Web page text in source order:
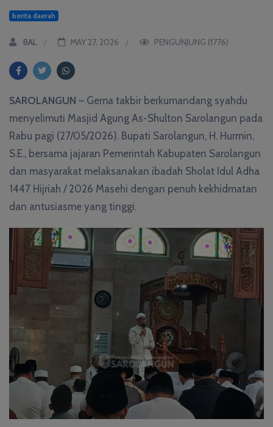
berita daerah
BAL MAY 27, 2026 PENGUNJUNG (1776)
SAROLANGUN – Gema takbir berkumandang syahdu
menyelimuti Masjid Agung As-Shulton Sarolangun pada
Rabu pagi (27/05/2026). Bupati Sarolangun, H. Hurmin,
S.E., bersama jajaran Pemerintah Kabupaten Sarolangun
dan masyarakat melaksanakan ibadah Sholat Idul Adha
1447 Hijriah / 2026 Masehi dengan penuh kekhidmatan
dan antusiasme yang tinggi.